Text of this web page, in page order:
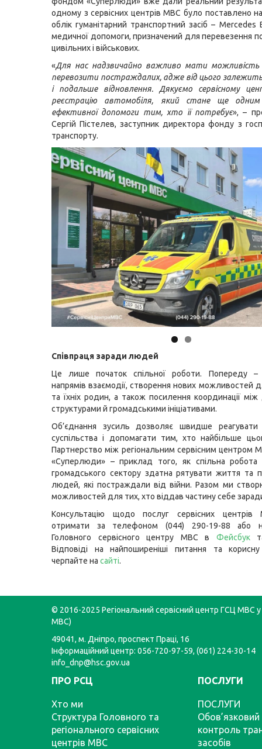
одному з сервісних центрів МВС було поставлено
облік гуманітарний транспортний засіб – Mercedes
медичної допомоги, призначений для перевезення
цивільних і військових.
«Для нас надзвичайно важливо мати можливість
перевозити постраждалих, адже від цього
і подальше відновлення. Дякуємо сервісному
реєстрацію автомобіля, який стане ще
ефективної допомоги тим, хто її потребує», –
Сергій Пістелев, заступник директора фонду з
транспорту.
Співпраця заради людей
Це лише початок спільної роботи. Попереду –
напрямів взаємодії, створення нових можливостей
та їхніх родин, а також посилення координації
структурами й громадськими ініціативами.
Об’єднання зусиль дозволяє швидше
суспільства і допомагати тим, хто найбільше
Партнерство між регіональним сервісним центром
«Суперлюди» – приклад того, як спільна
громадського сектору здатна рятувати життя та
людей, які постраждали від війни. Разом ми
можливостей для тих, хто віддав частину себе
Консультацію щодо послуг сервісних
отримати за телефоном (044) 290-19-88 або
Головного сервісного центру МВС в Фейсбук
Відповіді на найпоширеніші питання та
черпайте на сайті.
© 2016-2025 Регіональний сервісний центр ГСЦ МВС у
МВС)
49041, м. Дніпро, проспект Праці, 16
Інформаційний центр: 056-720-97-59, (061) 224-30-14
info_dnp@hsc.gov.ua
ПРО РСЦ
Хто ми
Структура Головного та
регіонального сервісних
центрів МВС
ПОСЛУГИ
ПОСЛУГИ
Обов’язковий
контроль
засобів